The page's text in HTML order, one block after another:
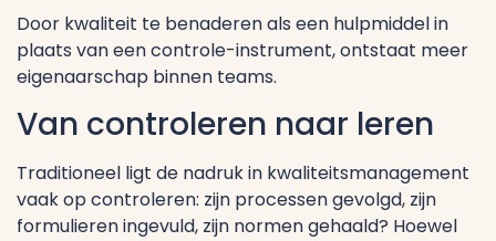
Door kwaliteit te benaderen als een hulpmiddel in
plaats van een controle-instrument, ontstaat meer
eigenaarschap binnen teams.
Van controleren naar leren
Traditioneel ligt de nadruk in kwaliteitsmanagement
vaak op controleren: zijn processen gevolgd, zijn
formulieren ingevuld, zijn normen gehaald? Hoewel